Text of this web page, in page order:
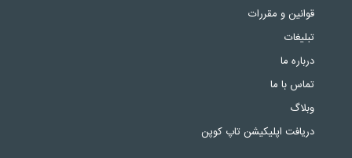
قوانین و مقررات
تبلیغات
درباره ما
تماس با ما
وبلاگ
دریافت اپلیکیشن تاپ کوپن